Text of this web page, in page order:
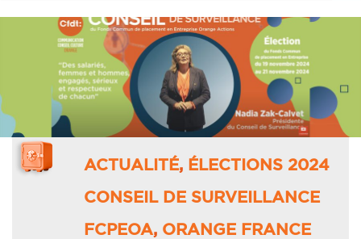
ACTUALITÉ, ÉLECTIONS 2024
CONSEIL DE SURVEILLANCE
FCPEOA, ORANGE FRANCE